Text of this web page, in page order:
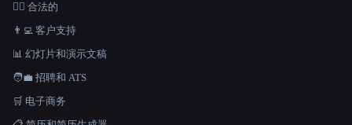
👩‍⚖️ 合法的
👨‍💻 客户支持
📊 幻灯片和演示文稿
🧑‍💼 招聘和 ATS
🛒 电子商务